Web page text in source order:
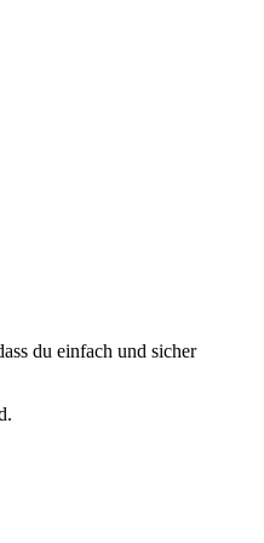
du einfach und sicher